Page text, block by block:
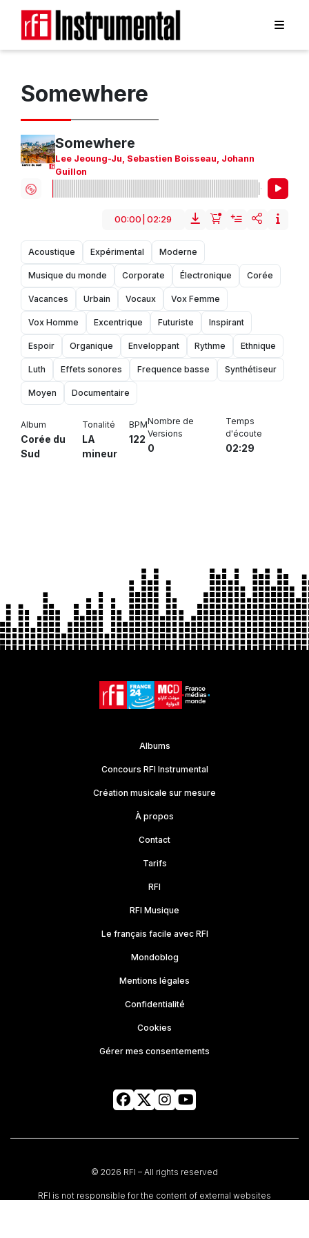
Somewhere
Somewhere
Lee Jeoung-Ju, Sebastien Boisseau, Johann
Guillon
00:00 02:29
Acoustique Expérimental Moderne
Musique du monde Corporate Électronique Corée
Vacances Urbain Vocaux Vox Femme
Vox Homme Excentrique Futuriste Inspirant
Espoir Organique Enveloppant Rythme Ethnique
Luth Effets sonores Frequence basse Synthétiseur
Moyen Documentaire
Album
Corée du
Sud
Tonalité
LA
mineur
BPM
122
Nombre de
Versions
0
Temps
d'écoute
02:29
Albums
Concours RFI Instrumental
Création musicale sur mesure
À propos
Contact
Tarifs
RFI
RFI Musique
Le français facile avec RFI
Mondoblog
Mentions légales
Confidentialité
Cookies
Gérer mes consentements
© 2026 RFI – All rights reserved
RFI is not responsible for the content of external websites